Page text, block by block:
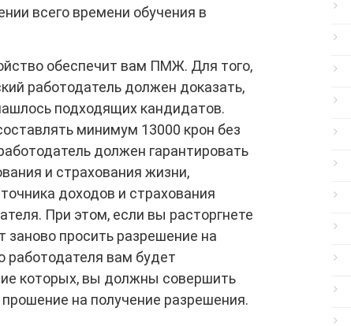
всего времени обучения в
обеспечит вам ПМЖ. Для того,
работодатель должен доказать,
подходящих кандидатов.
минимум 13000 крон без
должен гарантировать
и страхования жизни,
доходов и страхования
При этом, если вы расторгнете
заново просить разрешение на
работодателя вам будет
которых, вы должны совершить
на получение разрешения.